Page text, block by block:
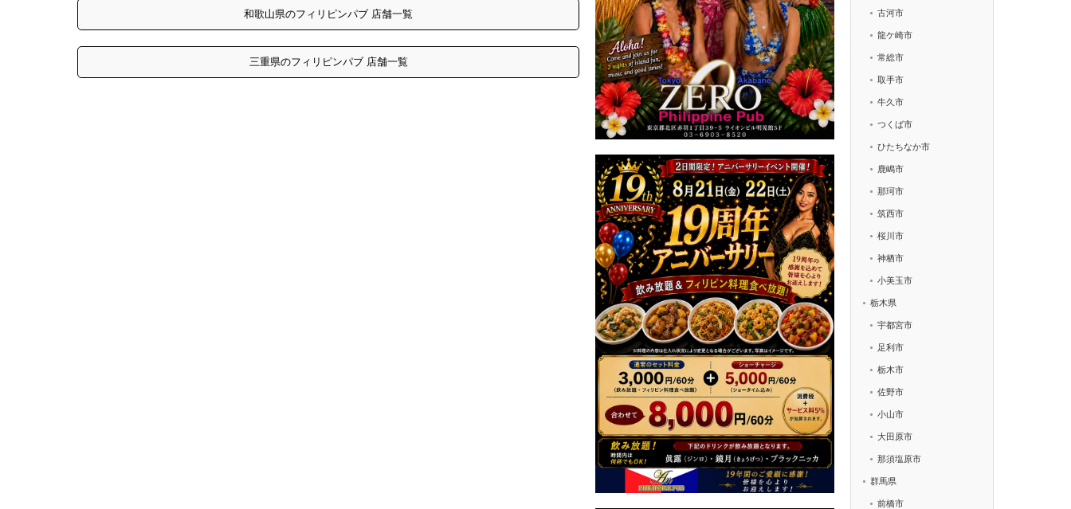
和歌山県のフィリピンパブ 店舗一覧
三重県のフィリピンパブ 店舗一覧
古河市
龍ケ崎市
常総市
取手市
牛久市
つくば市
ひたちなか市
鹿嶋市
那珂市
筑西市
桜川市
神栖市
小美玉市
栃木県
宇都宮市
足利市
栃木市
佐野市
小山市
大田原市
那須塩原市
群馬県
前橋市